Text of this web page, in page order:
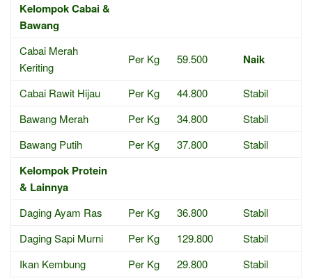
Kelompok Cabai &
Bawang
Cabai Merah
Keriting
Per Kg 59.500 Naik
Cabai Rawit Hijau Per Kg 44.800
Stabil
Bawang Merah
Per Kg 34.800
Stabil
Bawang Putih
Per Kg 37.800 Stabil
Kelompok Protein
& Lainnya
Daging Ayam Ras Per Kg 36.800
Stabil
Daging Sapi Murni
Per Kg 129.800
Stabil
Ikan Kembung
Per Kg 29.800
Stabil